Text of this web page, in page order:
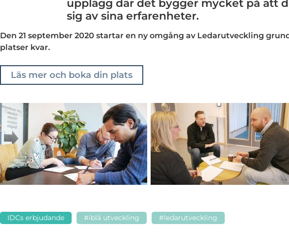
upplägg där det bygger mycket på att
sig av sina erfarenheter.
Den 21 september 2020 startar en ny omgång av Ledarutveckling
platser kvar.
Läs mer och boka din plats
IDCs erbjudande #iblå utveckling #ledarutveckling